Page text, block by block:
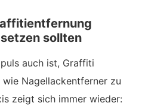
sollten
auch ist, Graffiti
Nagellackentferner zu
zeigt sich immer wieder: